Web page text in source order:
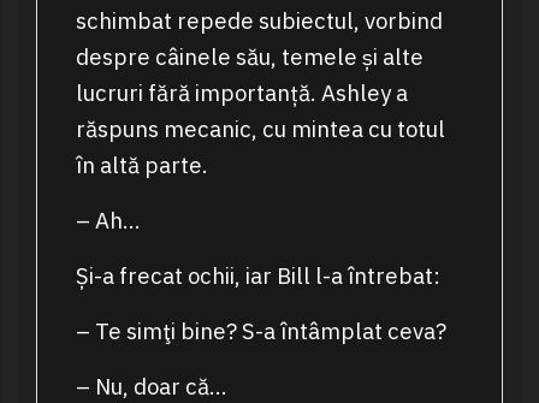
schimbat repede subiectul, vorbind
despre câinele său, temele și alte
lucruri fără importanță. Ashley a
răspuns mecanic, cu mintea cu totul
în altă parte.
– Ah…
Și-a frecat ochii, iar Bill l-a întrebat:
– Te simţi bine? S-a întâmplat ceva?
– Nu, doar că…